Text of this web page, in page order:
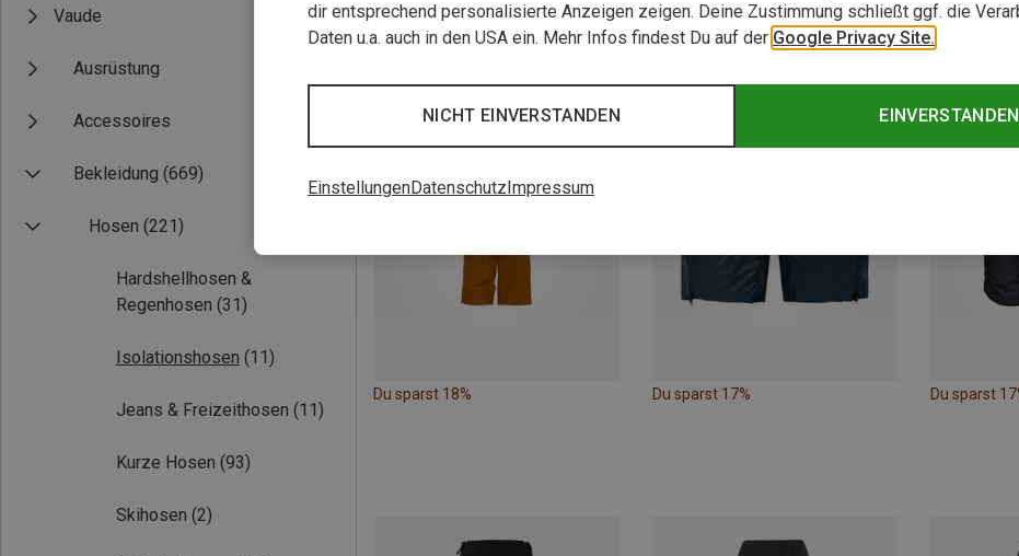
Vaude
Ausrüstung
Accessoires
Bekleidung (669)
Hosen (221)
Hardshellhosen &
Regenhosen (31)
Isolationshosen (11)
Jeans & Freizeithosen (11)
Kurze Hosen (93)
Skihosen (2)
Du sparst 18% Du sparst 17% Du sparst
dir entsprechend personalisierte Anzeigen zeigen. Deine Zustimmung schließt ggf. die
Daten u.a. auch in den USA ein. Mehr Infos findest Du auf der Google Privacy Site.
EINVERSTANDEN
NICHT EINVERSTANDEN
EinstellungenDatenschutz Impressum